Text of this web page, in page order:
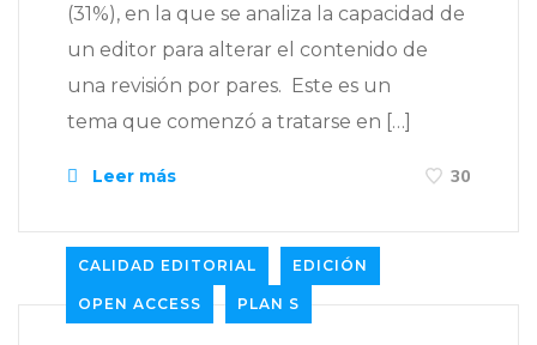
(31%), en la que se analiza la capacidad de
un editor para alterar el contenido de
una revisión por pares. Este es un
tema que comenzó a tratarse en […]
Leer más 30
CALIDAD EDITORIAL EDICIÓN
OPEN ACCESS PLAN S